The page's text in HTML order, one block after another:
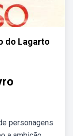
do Lagarto
personagens